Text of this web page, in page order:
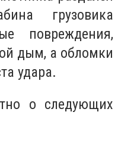
грузовика
повреждения,
дым, а обломки
удара.
о следующих